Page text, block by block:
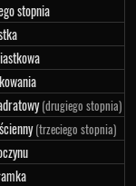
stopnia
(drugiego stopnia)
(trzeciego stopnia)